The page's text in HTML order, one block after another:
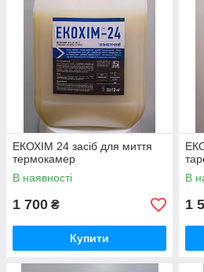
походження, а також для очищення
забруднень та пригарів
випадках, зокрема на молоко - та
підприємствах, для досягнення
рекомендоване використання
кислотними.
ЕКОХІМ 24 засіб для миття
термокамер
В наявності
1 700 ₴
Купити
В
1